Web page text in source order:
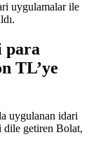
uygulamalar ile
para
TL’ye
uygulanan idari
dile getiren Bolat,